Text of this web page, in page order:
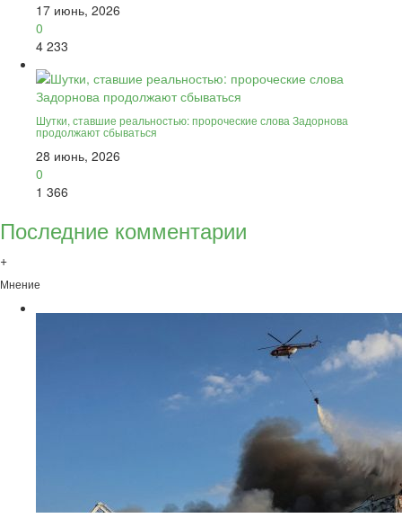
17 июнь, 2026
0
4 233
Шутки, ставшие реальностью: пророческие слова Задорнова
продолжают сбываться
28 июнь, 2026
0
1 366
Последние комментарии
+
Мнение